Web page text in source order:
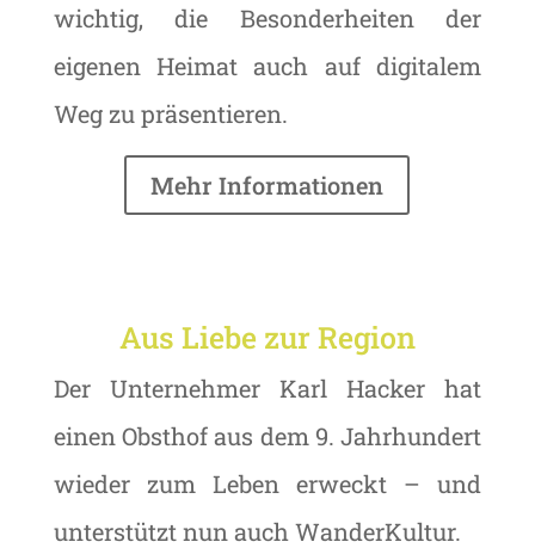
wichtig, die Besonderheiten der
eigenen Heimat auch auf digitalem
Weg zu präsentieren.
Mehr Informationen
Aus Liebe zur Region
Der Unternehmer Karl Hacker hat
einen Obsthof aus dem 9. Jahrhundert
wieder zum Leben erweckt – und
unterstützt nun auch WanderKultur.